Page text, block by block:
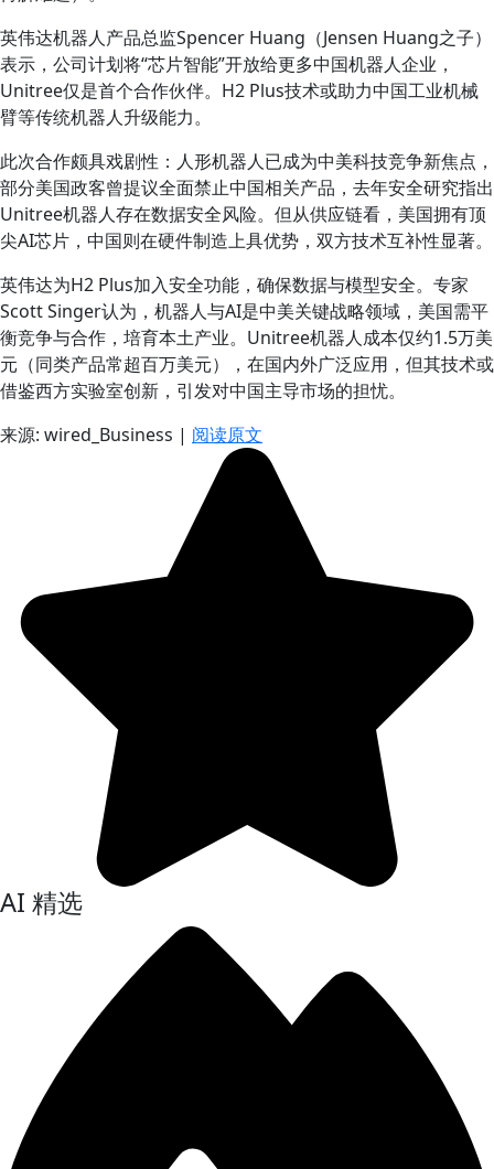
英伟达机器人产品总监Spencer Huang（Jensen Huang之子）
表示，公司计划将“芯片智能”开放给更多中国机器人企业，
Unitree仅是首个合作伙伴。H2 Plus技术或助力中国工业机械
臂等传统机器人升级能力。
此次合作颇具戏剧性：人形机器人已成为中美科技竞争新焦点，
部分美国政客曾提议全面禁止中国相关产品，去年安全研究指出
Unitree机器人存在数据安全风险。但从供应链看，美国拥有顶
尖AI芯片，中国则在硬件制造上具优势，双方技术互补性显著。
英伟达为H2 Plus加入安全功能，确保数据与模型安全。专家
Scott Singer认为，机器人与AI是中美关键战略领域，美国需平
衡竞争与合作，培育本土产业。Unitree机器人成本仅约1.5万美
元（同类产品常超百万美元），在国内外广泛应用，但其技术或
借鉴西方实验室创新，引发对中国主导市场的担忧。
来源: wired_Business | 阅读原文
AI 精选